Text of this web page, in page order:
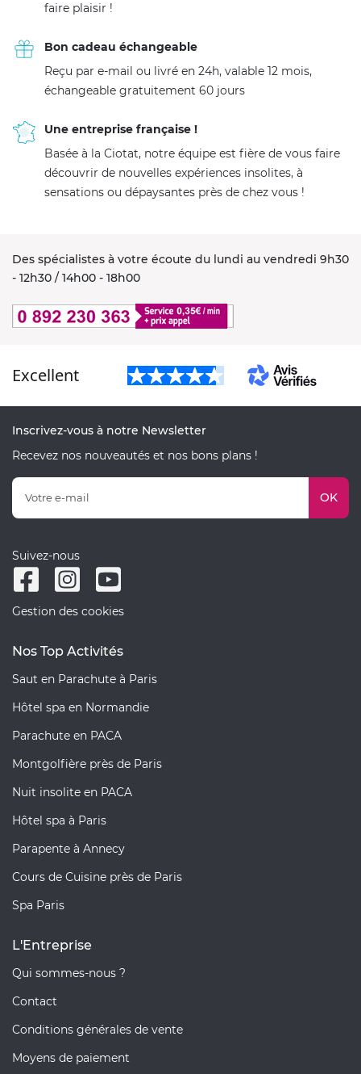
faire plaisir !
Bon cadeau échangeable
Reçu par e-mail ou livré en 24h, valable 12 mois,
échangeable gratuitement 60 jours
Une entreprise française !
Basée à la Ciotat, notre équipe est fière de vous faire
découvrir de nouvelles expériences insolites, à
sensations ou dépaysantes près de chez vous !
Des spécialistes à votre écoute du lundi au vendredi 9h30
- 12h30 / 14h00 - 18h00
Excellent
Inscrivez-vous à notre Newsletter
Recevez nos nouveautés et nos bons plans !
OK
Suivez-nous
Gestion des cookies
Nos Top Activités
Saut en Parachute à Paris
Hôtel spa en Normandie
Parachute en PACA
Montgolfière près de Paris
Nuit insolite en PACA
Hôtel spa à Paris
Parapente à Annecy
Cours de Cuisine près de Paris
Spa Paris
L'Entreprise
Qui sommes-nous ?
Contact
Conditions générales de vente
Moyens de paiement